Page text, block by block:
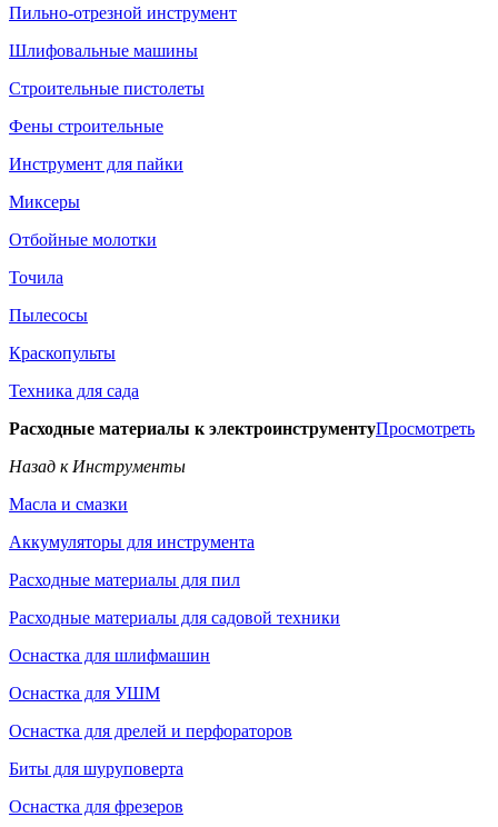
Пильно-отрезной инструмент
Шлифовальные машины
Строительные пистолеты
Фены строительные
Инструмент для пайки
Миксеры
Отбойные молотки
Точила
Пылесосы
Краскопульты
Техника для сада
Расходные материалы к электроинструментуПросмотреть
Назад к Инструменты
Масла и смазки
Аккумуляторы для инструмента
Расходные материалы для пил
Расходные материалы для садовой техники
Оснастка для шлифмашин
Оснастка для УШМ
Оснастка для дрелей и перфораторов
Биты для шуруповерта
Оснастка для фрезеров